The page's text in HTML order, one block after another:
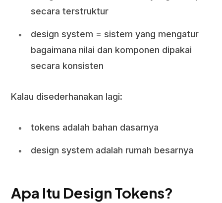
secara terstruktur
design system = sistem yang mengatur
bagaimana nilai dan komponen dipakai
secara konsisten
Kalau disederhanakan lagi:
tokens adalah bahan dasarnya
design system adalah rumah besarnya
Apa Itu Design Tokens?